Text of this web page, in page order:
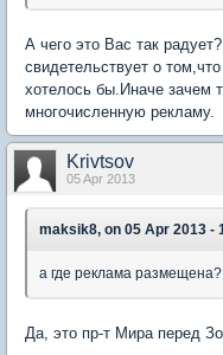
А чего это Вас так
свидетельствует о
хотелось бы.Иначе зачем
многочисленную рекламу.
Krivtsov
05 Apr 2013
maksik8, on 05 Apr 2013 -
а где реклама размещена?
Да, это пр-т Мира перед